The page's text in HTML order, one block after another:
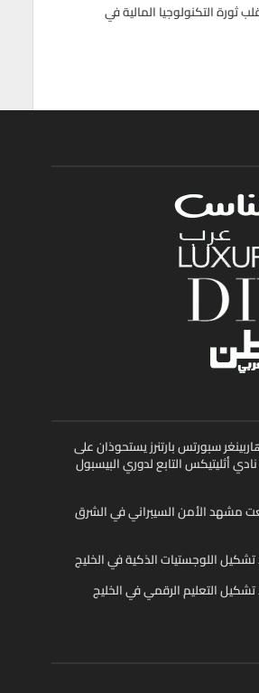
ثورة التكنولوجيا المالية في
سبورتس بارتنرز يستحوذان على
أثليتيكس التابع لدوري البيسبول
مشهد الأمن السيبراني في الشرق
تشكيل التعليم الرقمي في الخليج